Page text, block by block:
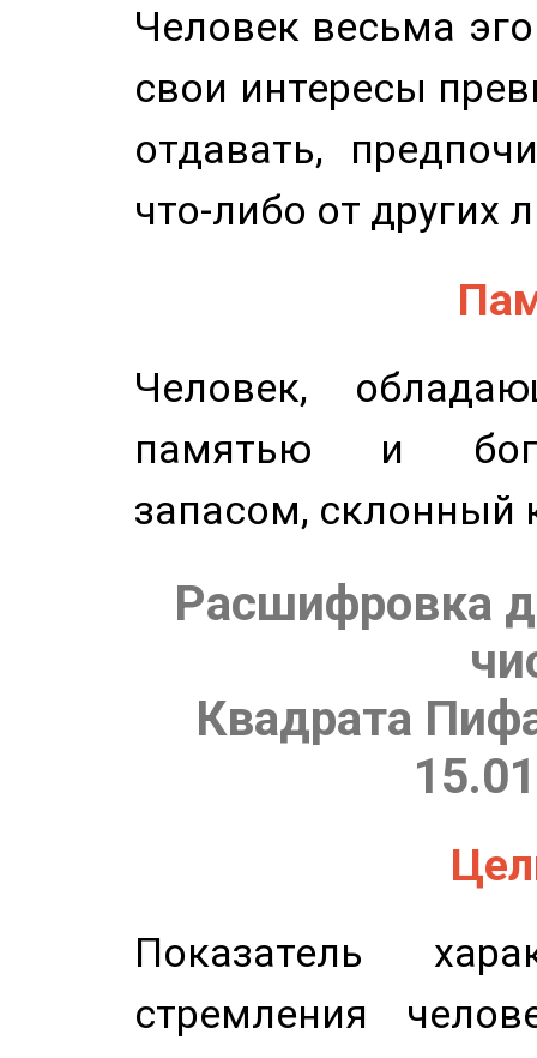
Человек весьма
свои интересы
отдавать,
что-либо от других
Человек,
памятью и
запасом, склонный
Расшифровка
Квадрата
Показатель
стремления